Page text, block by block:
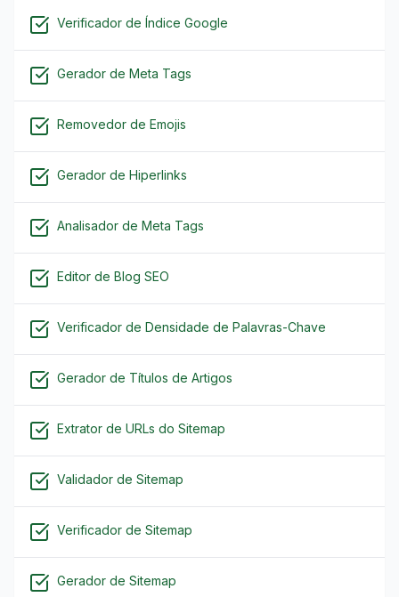
Verificador de Índice Google
Gerador de Meta Tags
Removedor de Emojis
Gerador de Hiperlinks
Analisador de Meta Tags
Editor de Blog SEO
Verificador de Densidade de Palavras-Chave
Gerador de Títulos de Artigos
Extrator de URLs do Sitemap
Validador de Sitemap
Verificador de Sitemap
Gerador de Sitemap